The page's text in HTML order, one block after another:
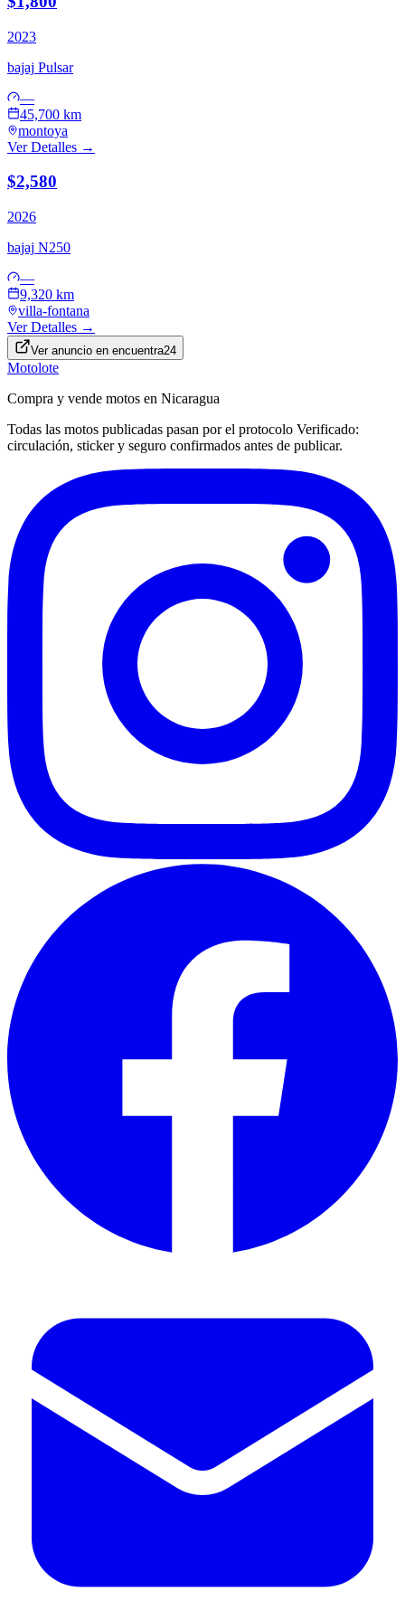
2023
bajaj Pulsar
—
45,700 km
montoya
Ver Detalles →
$2,580
2026
bajaj N250
—
9,320 km
villa-fontana
Ver Detalles →
Ver anuncio en encuentra24
Motolote
Compra y vende motos en Nicaragua
Todas las motos publicadas pasan por el protocolo Verificado:
circulación, sticker y seguro confirmados antes de publicar.